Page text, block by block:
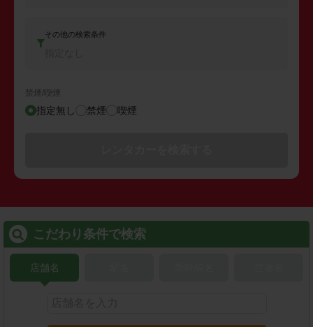
その他の検索条件
禁煙/喫煙
指定無し 禁煙 喫煙
こだわり条件で検索
店舗名